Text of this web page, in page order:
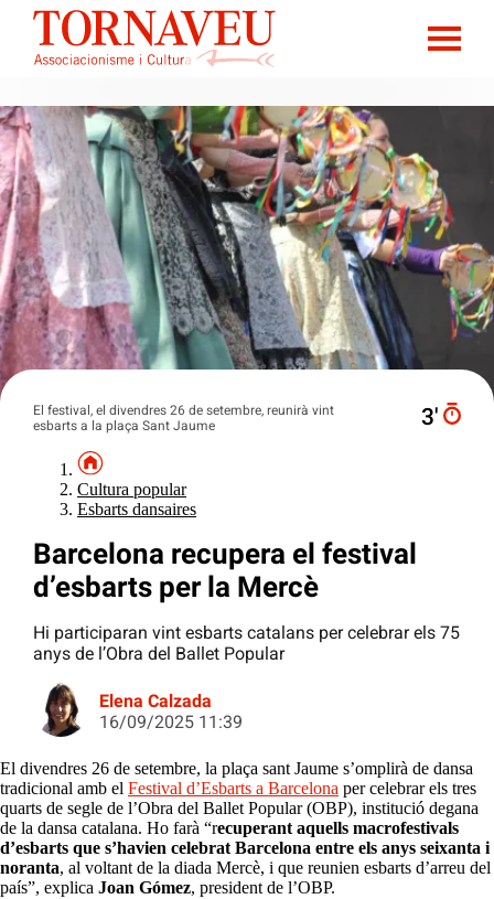
El festival, el divendres 26 de setembre, reunirà vint
esbarts a la plaça Sant Jaume
3′
Cultura popular
Esbarts dansaires
Barcelona recupera el festival
d’esbarts per la Mercè
Hi participaran vint esbarts catalans per celebrar els 75
anys de l’Obra del Ballet Popular
Elena Calzada
16/09/2025 11:39
El divendres 26 de setembre, la plaça sant Jaume s’omplirà de dansa
tradicional amb el Festival d’Esbarts a Barcelona per celebrar els tres
quarts de segle de l’Obra del Ballet Popular (OBP), institució degana
de la dansa catalana. Ho farà “recuperant aquells macrofestivals
d’esbarts que s’havien celebrat Barcelona entre els anys seixanta i
noranta, al voltant de la diada Mercè, i que reunien esbarts d’arreu del
país”, explica Joan Gómez, president de l’OBP.